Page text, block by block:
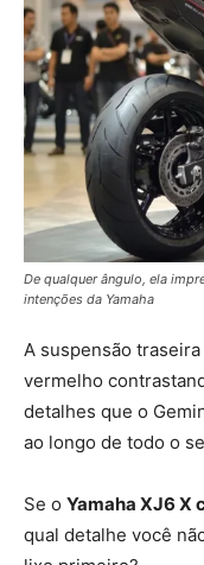
De qualquer ângulo, ela
intenções da Yamaha
A suspensão
vermelho
detalhes que o
ao longo de todo o
Se o Yamaha XJ6 X
qual detalhe você